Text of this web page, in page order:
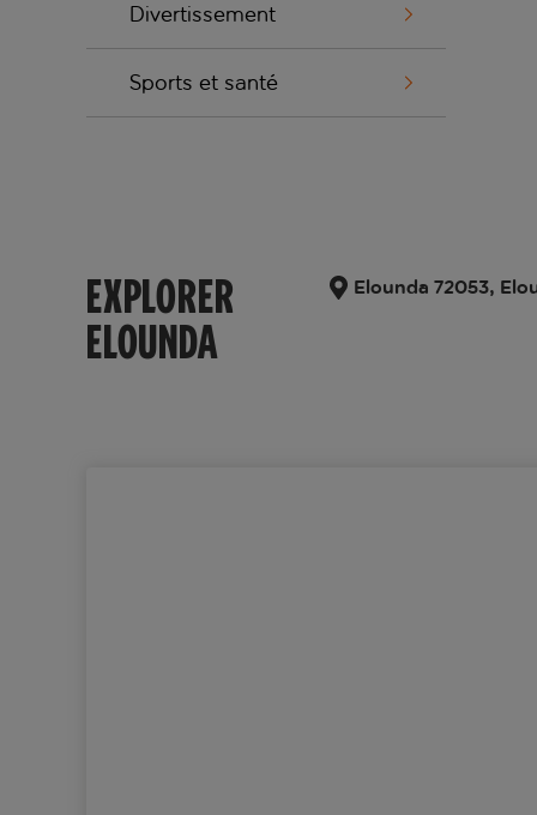
Divertissement
Sports et santé
EXPLORER
ELOUNDA
Elounda 72053,